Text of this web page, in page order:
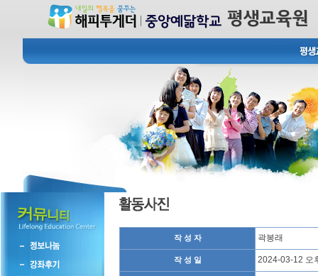
작 성 자 곽봉래
작 성 일 2024-03-12 오